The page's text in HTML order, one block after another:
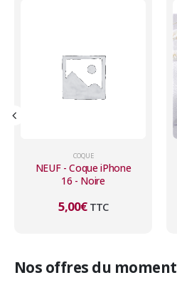
COQUE
NEUF - Coque iPhone
16 - Noire
5,00€ TTC
Nos offres du moment